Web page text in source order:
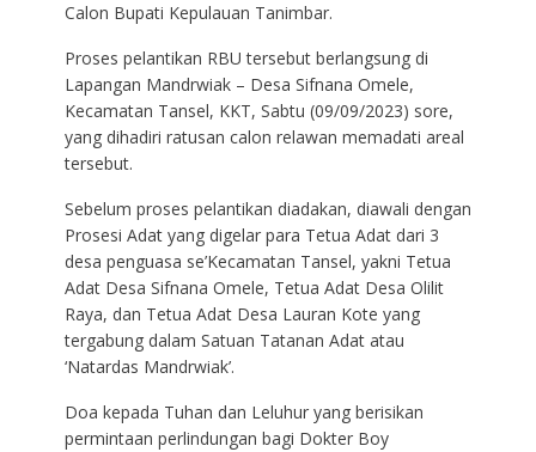
Calon Bupati Kepulauan Tanimbar.
Proses pelantikan RBU tersebut berlangsung di
Lapangan Mandrwiak – Desa Sifnana Omele,
Kecamatan Tansel, KKT, Sabtu (09/09/2023) sore,
yang dihadiri ratusan calon relawan memadati areal
tersebut.
Sebelum proses pelantikan diadakan, diawali dengan
Prosesi Adat yang digelar para Tetua Adat dari 3
desa penguasa se’Kecamatan Tansel, yakni Tetua
Adat Desa Sifnana Omele, Tetua Adat Desa Olilit
Raya, dan Tetua Adat Desa Lauran Kote yang
tergabung dalam Satuan Tatanan Adat atau
‘Natardas Mandrwiak’.
Doa kepada Tuhan dan Leluhur yang berisikan
permintaan perlindungan bagi Dokter Boy